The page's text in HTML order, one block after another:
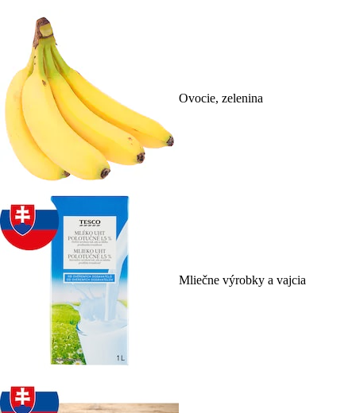
Ovocie, zelenina
Mliečne výrobky a vajcia